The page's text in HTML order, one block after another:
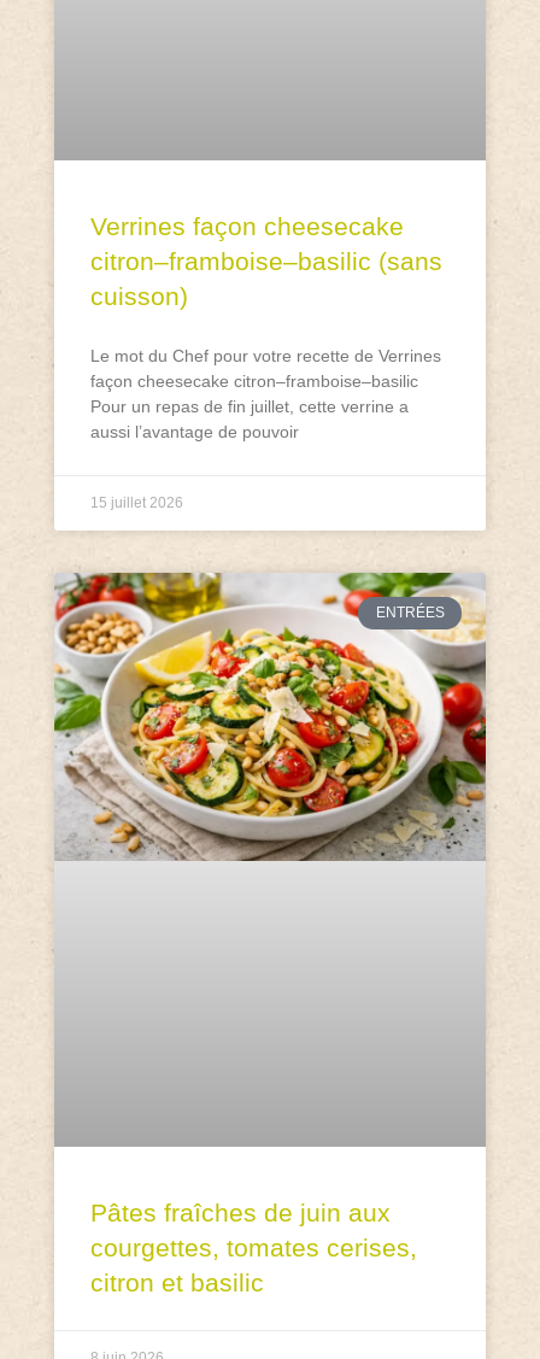
Verrines façon cheesecake
citron–framboise–basilic (sans
cuisson)
Le mot du Chef pour votre recette de Verrines
façon cheesecake citron–framboise–basilic
Pour un repas de fin juillet, cette verrine a
aussi l’avantage de pouvoir
15 juillet 2026
ENTRÉES
Pâtes fraîches de juin aux
courgettes, tomates cerises,
citron et basilic